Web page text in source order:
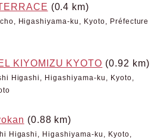
(0.4 km)
Higashiyama-ku, Kyoto, Préfecture
KIYOMIZU KYOTO (0.92 km)
Higashi, Higashiyama-ku, Kyoto,
(0.88 km)
Higashi, Higashiyama-ku, Kyoto,